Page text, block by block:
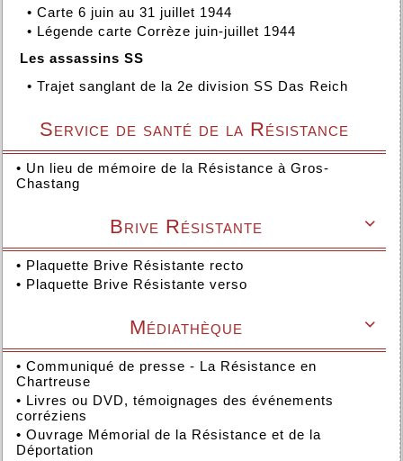
• Carte 6 juin au 31 juillet 1944
• Légende carte Corrèze juin-juillet 1944
Les assassins SS
• Trajet sanglant de la 2e division SS Das Reich
Service de santé de la Résistance
• Un lieu de mémoire de la Résistance à Gros-
Chastang

Brive Résistante
• Plaquette Brive Résistante recto
• Plaquette Brive Résistante verso

Médiathèque
• Communiqué de presse - La Résistance en
Chartreuse
• Livres ou DVD, témoignages des événements
corréziens
• Ouvrage Mémorial de la Résistance et de la
Déportation